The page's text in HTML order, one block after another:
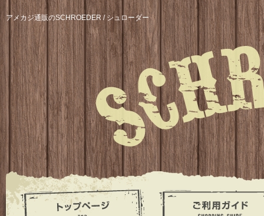
アメカジ通販のSCHROEDER / シュローダー